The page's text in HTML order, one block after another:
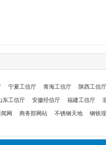
宁夏工信厅 青海工信厅 陕西工信厅
东工信厅 安徽经信厅 福建工信厅
网 商务部网站 不锈钢天地 钢铁